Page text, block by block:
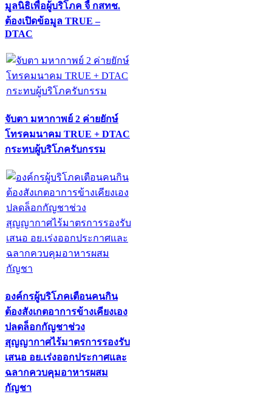
มูลนิธิเพื่อผู้บริโภค จี้ กสทช.
ต้องเปิดข้อมูล TRUE –
DTAC
จับตา มหากาพย์ 2 ค่ายยักษ์
โทรคมนาคม TRUE + DTAC
กระทบผู้บริโภครับกรรม
องค์กรผู้บริโภคเตือนคนกิน
ต้องสังเกตอาการข้างเคียงเอง
ปลดล็อกกัญชาช่วง
สุญญากาศไร้มาตรการรองรับ
เสนอ อย.เร่งออกประกาศและ
ฉลากควบคุมอาหารผสม
กัญชา